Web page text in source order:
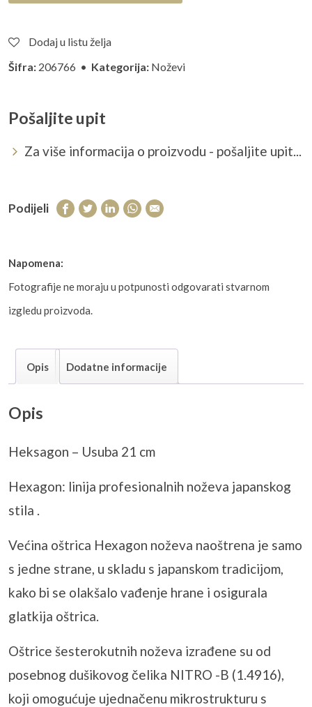
Dodaj u listu želja
Šifra: 206766 • Kategorija: Noževi
Pošaljite upit
Za više informacija o proizvodu - pošaljite upit...
Podijeli
Napomena:
Fotografije ne moraju u potpunosti odgovarati stvarnom
izgledu proizvoda.
Opis Dodatne informacije
Opis
Heksagon – Usuba 21 cm
Hexagon: linija profesionalnih noževa japanskog
stila .
Većina oštrica Hexagon noževa naoštrena je samo
s jedne strane, u skladu s japanskom tradicijom,
kako bi se olakšalo vađenje hrane i osigurala
glatkija oštrica.
Oštrice šesterokutnih noževa izrađene su od
posebnog dušikovog čelika NITRO -B (1.4916),
koji omogućuje ujednačenu mikrostrukturu s